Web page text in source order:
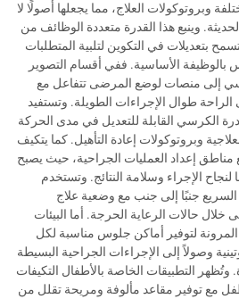
وبروتوكولات العلاج، مما يجعلها أصولًا لا
وينبع هذا القدرة متعددة الوظائف من
بتعديلات في التكوين لتلبية المتطلبات
الأساسية. ففي أقسام التصوير
إلى منصات لوضع المرضى تتفاعل مع
طوال الإجراءات الطويلة. وتستفيد
الكرسي القابلة للتعديل في مدى الحركة
وبروتوكولات إعادة التأهيل. كما يتكيف
إعداد العمليات الجراحية، حيث يصبح
الإجراء وسلامة النتائج. وتستخدم
جنبًا إلى جنب مع وضعية علاج
حالات الرعاية الحرجة. أما البيئات
المرونة لتوفير أماكن جلوس مناسبة لكل
وصولاً إلى الإجراءات الجراحية البسيطة
التطبيقات الخاصة بالأطفال التكيفات
مع توفير مقاعد مألوفة ومريحة تقلل من